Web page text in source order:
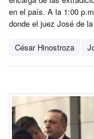
en el país. A la 1:00
donde el juez José de
César Hinostroza